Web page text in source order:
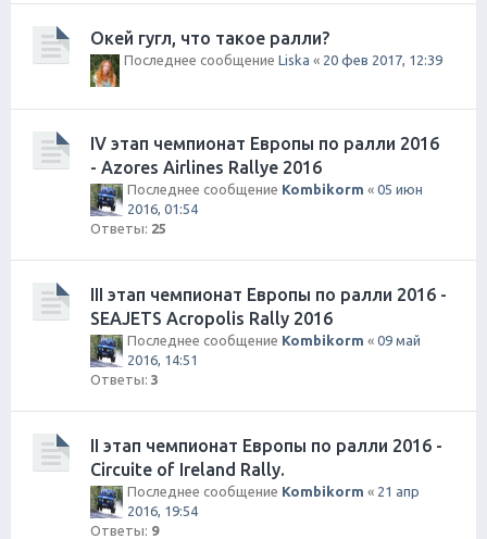
Окей гугл, что такое ралли?
Последнее сообщение Liska « 20 фев 2017, 12:39
IV этап чемпионат Европы по ралли 2016
- Azores Airlines Rallye 2016
Последнее сообщение Kombikorm « 05 июн
2016, 01:54
Ответы: 25
III этап чемпионат Европы по ралли 2016 -
SEAJETS Acropolis Rally 2016
Последнее сообщение Kombikorm « 09 май
2016, 14:51
Ответы: 3
II этап чемпионат Европы по ралли 2016 -
Circuite of Ireland Rally.
Последнее сообщение Kombikorm « 21 апр
2016, 19:54
Ответы: 9